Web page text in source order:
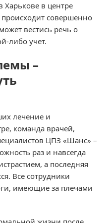
Харькове в центре
совершенно
вестись речь о
либо учет.
–
лечение и
команда врачей,
ЦПЗ «Шанс» –
раз и навсегда
а последняя
Все сотрудники
имеющие за плечами